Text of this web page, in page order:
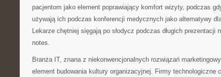
pacjentom jako element poprawiający komfort wizyty, podczas
używają ich podczas konferencji medycznych jako alternatywy
Lekarze chętniej sięgają po słodycz podczas długich prezentacji
notes.
Branża IT, znana z niekonwencjonalnych rozwiązań
element budowania kultury organizacyjnej. Firmy technologiczne